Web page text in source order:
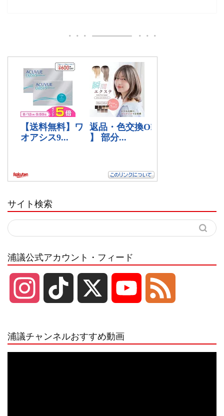
サイト検索
浦議公式アカウント・フィード
浦議チャンネルおすすめ動画